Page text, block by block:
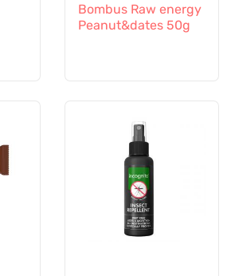
Bombus Raw energy
Peanut&dates 50g